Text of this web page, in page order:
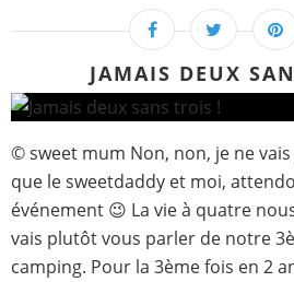
JAMAIS DEUX
© sweet mum Non, non, je ne
que le sweetdaddy et moi,
événement 😉 La vie à quatre
vais plutôt vous parler de notre
camping. Pour la 3ème fois en 2